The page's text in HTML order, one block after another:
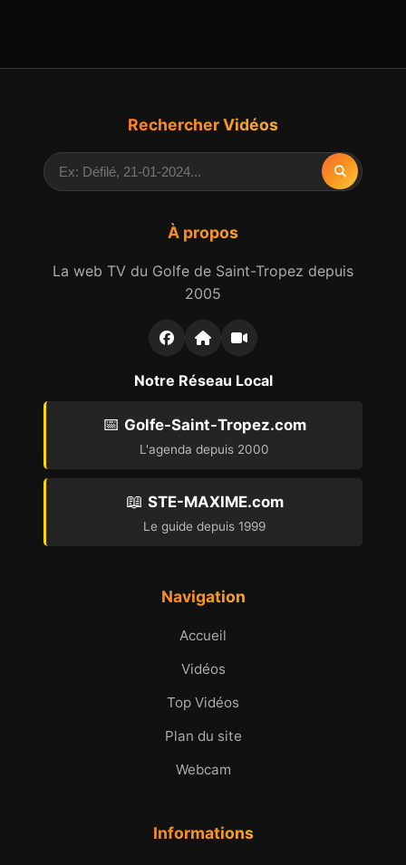
À propos
La web TV du Golfe de Saint-Tropez depuis
2005
Notre Réseau Local
📅 Golfe-Saint-Tropez.com
L'agenda depuis 2000
📖 STE-MAXIME.com
Le guide depuis 1999
Navigation
Accueil
Vidéos
Top Vidéos
Plan du site
Webcam
Informations
Rechercher Vidéos